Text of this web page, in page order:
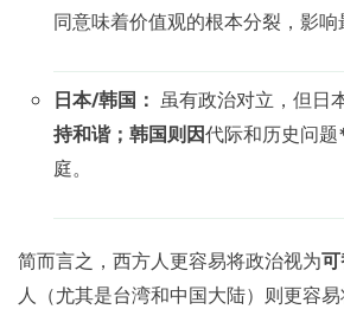
同意味着价值观的根本分裂，影响
日本/韩国： 虽有政治对立，但日
持和谐；韩国则因代际和历史问
庭。
简而言之，西方人更容易将政治视为
人（尤其是台湾和中国大陆）则更容